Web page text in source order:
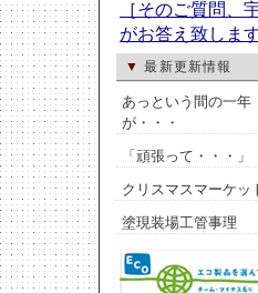
▼ 最新更新情報
あっという間の一年
が・・・
「頑張って・・・」
クリスマスマーケッ
塗現装場工管事理